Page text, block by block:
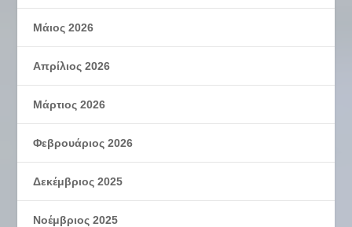
Μάιος 2026
Απρίλιος 2026
Μάρτιος 2026
Φεβρουάριος 2026
Δεκέμβριος 2025
Νοέμβριος 2025